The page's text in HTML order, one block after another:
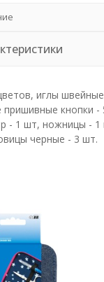
иглы
пришивные кнопки -
- 1 шт, ножницы - 1
черные - 3 шт.